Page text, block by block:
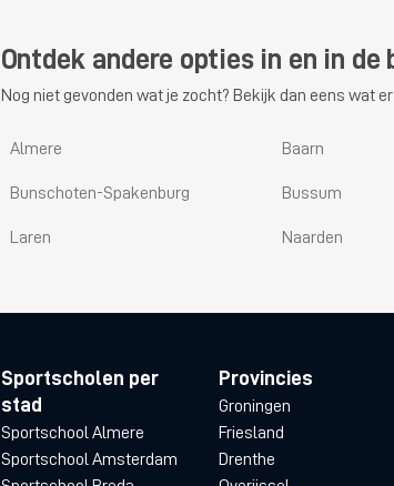
Ontdek andere opties in en in
Nog niet gevonden wat je zocht? Bekijk dan eens wat
Almere Baarn
Bunschoten-Spakenburg Bussum
Laren Naarden
Sportscholen per
stad
Sportschool Almere
Sportschool Amsterdam
Provincies
Groningen
Friesland
Drenthe